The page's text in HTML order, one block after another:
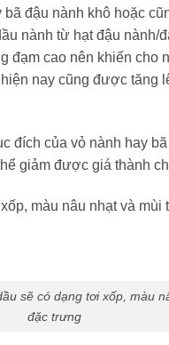
bã đậu nành khô hoặc
nành từ hạt đậu
đạm cao nên khiến cho
nay cũng được tăng
đích của vỏ nành hay
giảm được giá thành
màu nâu nhạt và
sẽ có dạng tơi xốp, màu
đặc trưng